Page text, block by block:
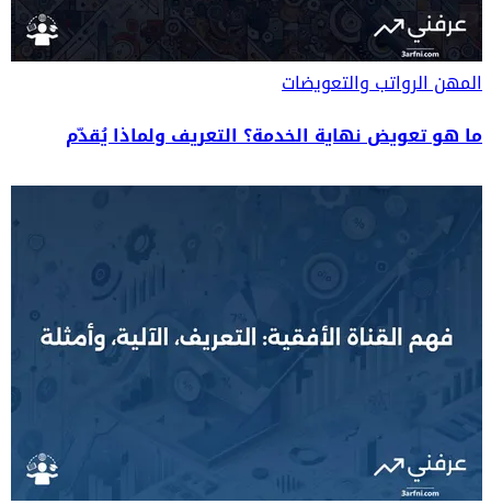
المهنالرواتب والتعويضات
ما هو تعويض نهاية الخدمة؟ التعريف ولماذا يُقدّم